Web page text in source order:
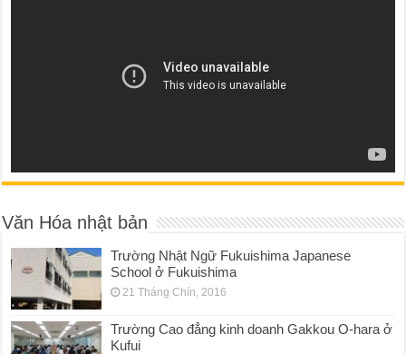
Văn Hóa nhật bản
Trường Nhật Ngữ Fukuishima Japanese
School ở Fukuishima
21 Tháng Chín, 2016
Trường Cao đẳng kinh doanh Gakkou O-hara ở
Kufui